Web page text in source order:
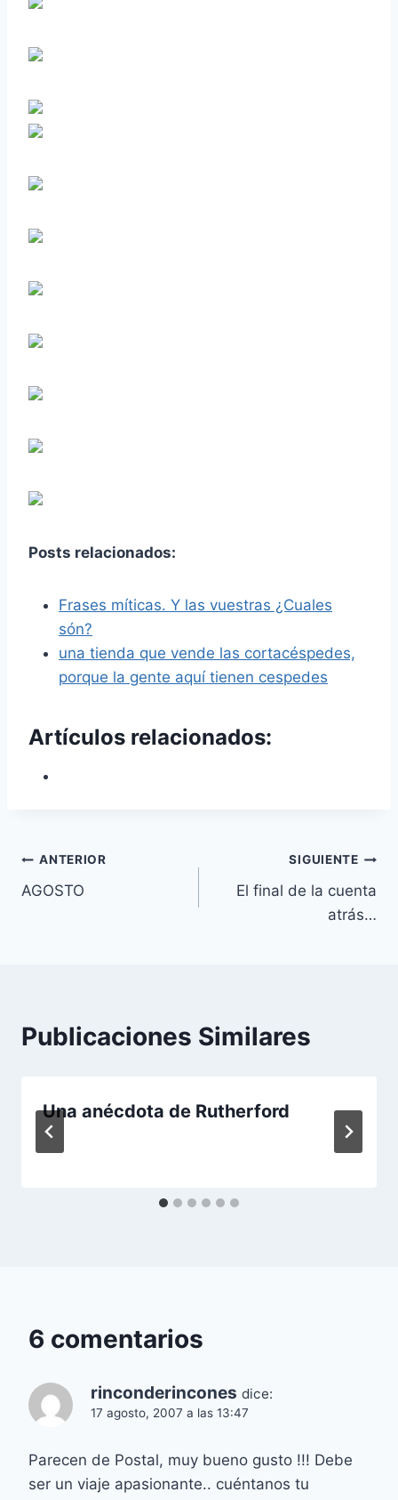
Posts relacionados:
Frases míticas. Y las vuestras ¿Cuales
són?
una tienda que vende las cortacéspedes,
porque la gente aquí tienen cespedes
Artículos relacionados:
Navegación
de
ANTERIOR
AGOSTO
SIGUIENTE
El final de la cuenta
atrás…
Publicaciones Similares
Una anécdota de Rutherford
6 comentarios
rinconderincones dice:
17 agosto, 2007 a las 13:47
Parecen de Postal, muy bueno gusto !!! Debe
ser un viaje apasionante.. cuéntanos tu